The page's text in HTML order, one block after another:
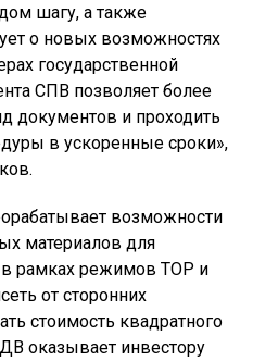
шагу, а также
о новых возможностях
государственной
СПВ позволяет более
документов и проходить
в ускоренные сроки»,
возможности
материалов для
в рамках режимов ТОР и
от сторонних
стоимость квадратного
оказывает инвестору